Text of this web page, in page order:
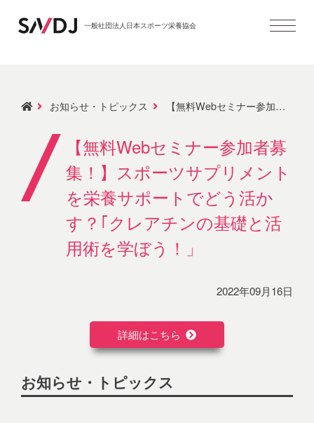
一般社団法人日本スポーツ栄養協会
お知らせ・トピックス 【無料Webセミナー参加者募集！】スポーツサプリメントを栄養サポートでどう活かす？｢クレアチンの基礎と活用術を学ぼう！」
【無料Webセミナー参加者募
集！】スポーツサプリメント
を栄養サポートでどう活か
す？｢クレアチンの基礎と活
用術を学ぼう！」
2022年09月16日
詳細はこちら
お知らせ・トピックス